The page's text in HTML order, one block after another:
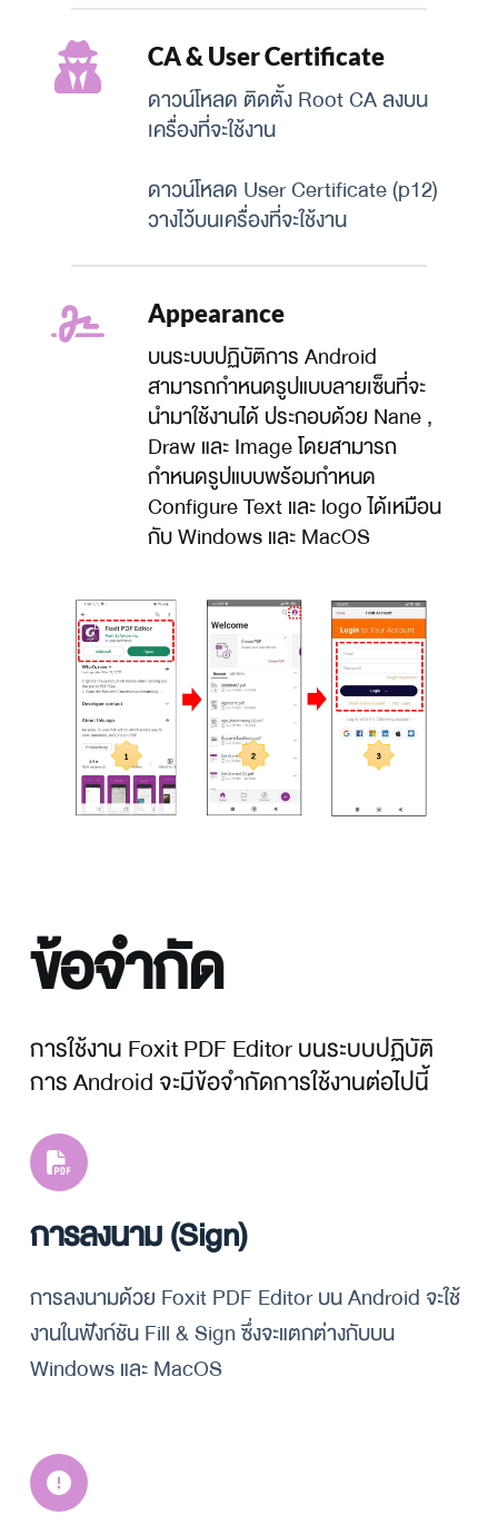
CA & User Certificate
ดาวน์โหลด ติดตั้ง Root CA ลงบน
เครื่องที่จะใช้งาน
ดาวน์โหลด User Certificate (p12)
วางไว้บนเครื่องที่จะใช้งาน
Appearance
บนระบบปฏิบัติการ Android
สามารถกำหนดรูปแบบลายเซ็นที่จะ
นำมาใช้งานได้ ประกอบด้วย Nane ,
Draw และ Image โดยสามารถ
กำหนดรูปแบบพร้อมกำหนด
Configure Text และ logo ได้เหมือน
กับ Windows และ MacOS
ข้อจำกัด
การใช้งาน Foxit PDF Editor บนระบบปฏิบัติ
การ Android จะมีข้อจำกัดการใช้งานต่อไปนี้
การลงนาม (Sign)
การลงนามด้วย Foxit PDF Editor บน Android จะใช้
งานในฟังก์ชัน Fill & Sign ซึ่งจะแตกต่างกับบน
Windows และ MacOS